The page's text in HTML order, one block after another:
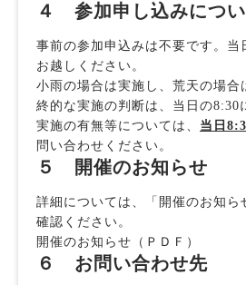
４ 参加申し込みにつ
事前の参加申込みは不要です。当
お越しください。
小雨の場合は実施し、荒天の場合
終的な実施の判断は、当日の8:30
実施の有無等については、 当日
問い合わせください。
５ 開催のお知らせ
詳細については、「開催のお知ら
確認ください。
開催のお知らせ（ＰＤＦ）
６ お問い合わせ先